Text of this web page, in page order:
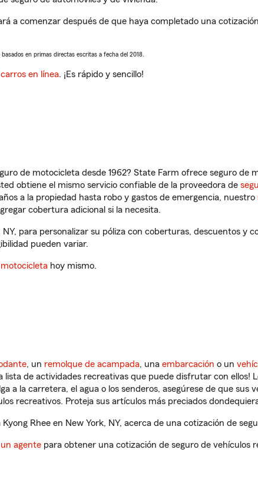
a comenzar después de que haya completado una
en primas directas escritas a fecha del 2018.
en línea. ¡Es rápido y sencillo!
de motocicleta desde 1962? State Farm ofrece seguro de
obtiene el mismo servicio confiable de la proveedora de
a la propiedad hasta robo y gastos de emergencia, nuestro
cobertura adicional si la necesita.
NY, para personalizar su póliza con coberturas, descuentos y
pueden variar.
hoy mismo.
, un remolque de acampada, una embarcación o un
lista de actividades recreativas que puede disfrutar con ellos!
a la carretera, el agua o los senderos, asegúrese de que sus
recreativos. Proteja sus artículos más preciados
Rhee en New York, NY, acerca de una cotización de
agente para obtener una cotización de seguro de vehículos